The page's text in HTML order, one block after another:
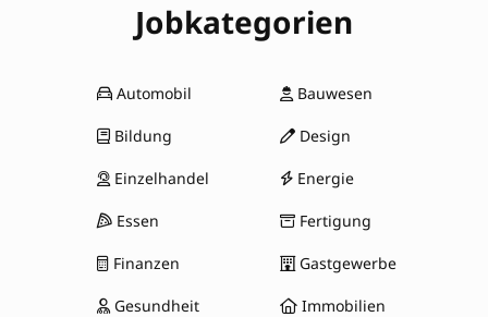
Jobkategorien
Automobil Bauwesen
Bildung Design
Einzelhandel Energie
Essen Fertigung
Finanzen Gastgewerbe
Gesundheit Immobilien